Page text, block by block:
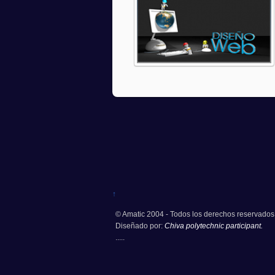
↑
© Amatic 2004 - Todos los derechos
Diseñado por: Chiva polytechnic participant.